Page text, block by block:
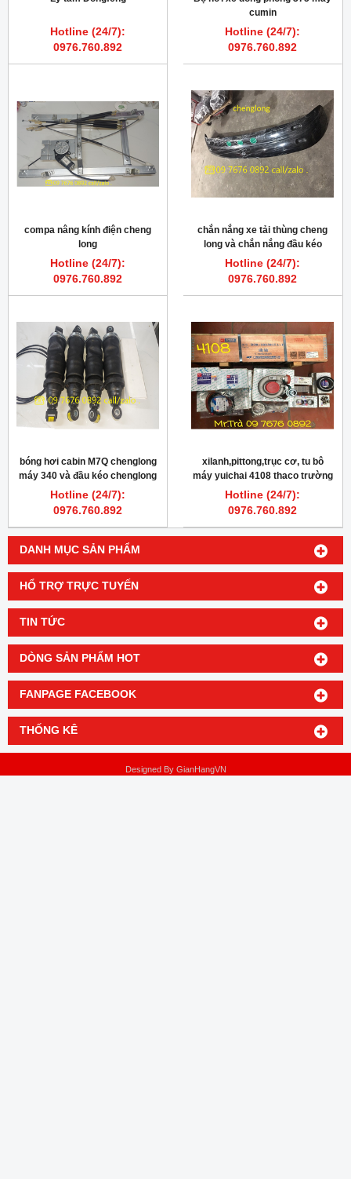
DANH MỤC SẢN PHẨM
HỔ TRỢ TRỰC TUYẾN
TIN TỨC
DÒNG SẢN PHẨM HOT
FANPAGE FACEBOOK
THỐNG KÊ
Hotline (24/7):
0976.760.892
cumin
Hotline (24/7):
0976.760.892
compa nâng kính điện cheng
long
Hotline (24/7):
0976.760.892
chắn nắng xe tải thùng cheng
long và chắn nắng đầu kéo
cheng long
Hotline (24/7):
0976.760.892
bóng hơi cabin M7Q chenglong
máy 340 và đầu kéo chenglong
375
Hotline (24/7):
0976.760.892
xilanh,pittong,trục cơ, tu bô
máy yuichai 4108 thaco trường
hải 8,3 tấn chính hãng
Hotline (24/7):
0976.760.892
Designed By GianHangVN